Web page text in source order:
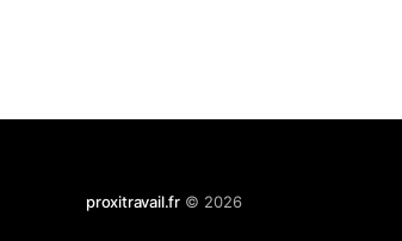
proxitravail.fr © 2026